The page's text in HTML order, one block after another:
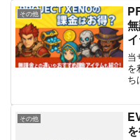
と
家
その他
当
を
ち
れ
その他